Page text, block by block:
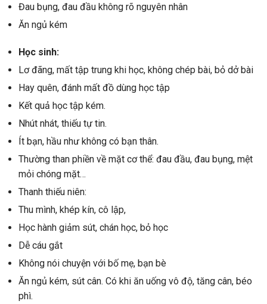
Đau bụng, đau đầu không rõ nguyên nhân
Ăn ngủ kém
Học sinh:
Lơ đãng, mất tập trung khi học, không chép bài, bỏ dở bài
Hay quên, đánh mất đồ dùng học tập
Kết quả học tập kém.
Nhút nhát, thiếu tự tin.
Ít bạn, hầu như không có bạn thân.
Thường than phiền về mặt cơ thể: đau đầu, đau bụng, mệt
mỏi chóng mặt…
Thanh thiếu niên:
Thu mình, khép kín, cô lập,
Học hành giảm sút, chán học, bỏ học
Dễ cáu gắt
Không nói chuyện với bố mẹ, bạn bè
Ăn ngủ kém, sút cân. Có khi ăn uống vô độ, tăng cân, béo
phì.